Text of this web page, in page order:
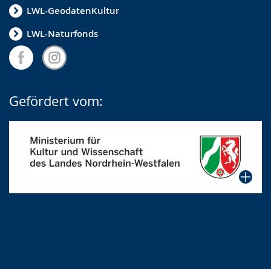
LWL-GeodatenKultur
LWL-Naturfonds
Gefördert vom: